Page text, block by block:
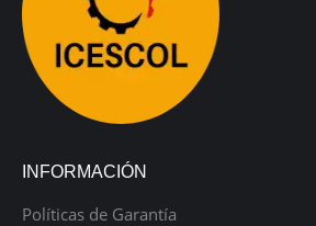
INFORMACIÓN
Políticas de Garantía